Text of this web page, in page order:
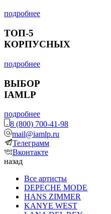
подробнее
ТОП-5
КОРПУСНЫХ
подробнее
ВЫБОР
IAMLP
подробнее
8 (800) 700-41-98
mail@iamlp.ru
Телеграмм
Вконтакте
назад
Все артисты
DEPECHE MODE
HANS ZIMMER
KANYE WEST